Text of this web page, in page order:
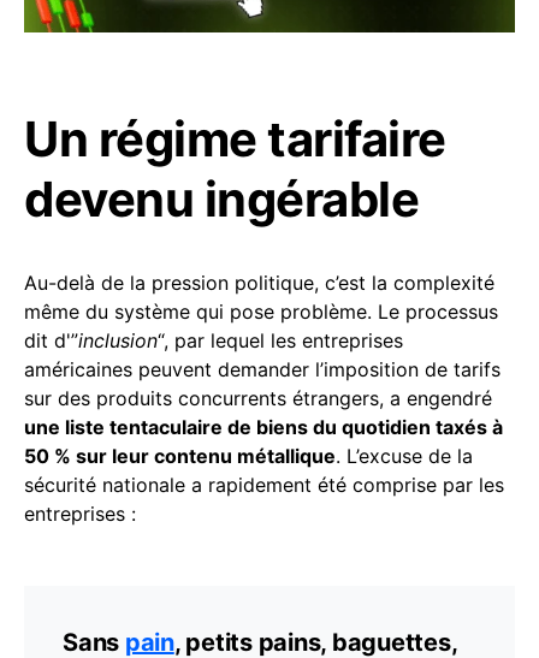
Un régime tarifaire
devenu ingérable
Au-delà de la pression politique, c’est la complexité
même du système qui pose problème. Le processus
dit d'”inclusion“, par lequel les entreprises
américaines peuvent demander l’imposition de tarifs
sur des produits concurrents étrangers, a engendré
une liste tentaculaire de biens du quotidien taxés à
50 % sur leur contenu métallique. L’excuse de la
sécurité nationale a rapidement été comprise par les
entreprises :
Sans pain, petits pains, baguettes,